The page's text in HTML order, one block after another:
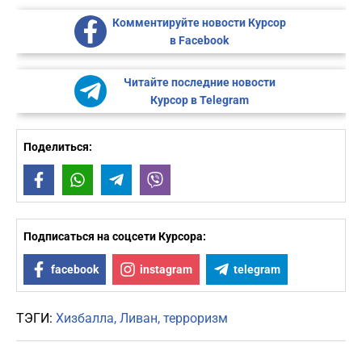
Комментируйте новости Курсор
в Facebook
Читайте последние новости
Курсор в Telegram
Поделиться:
FacebookWhatsAppTelegram
Подписаться на соцсети Курсора:
facebook instagram telegram
ТЭГИ: Хизбалла Ливан терроризм